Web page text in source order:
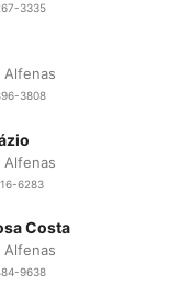
3335
Alfenas
3808
Alfenas
6283
Costa
Alfenas
9638